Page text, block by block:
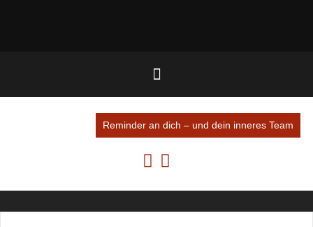
Reminder an dich – und dein inneres Team